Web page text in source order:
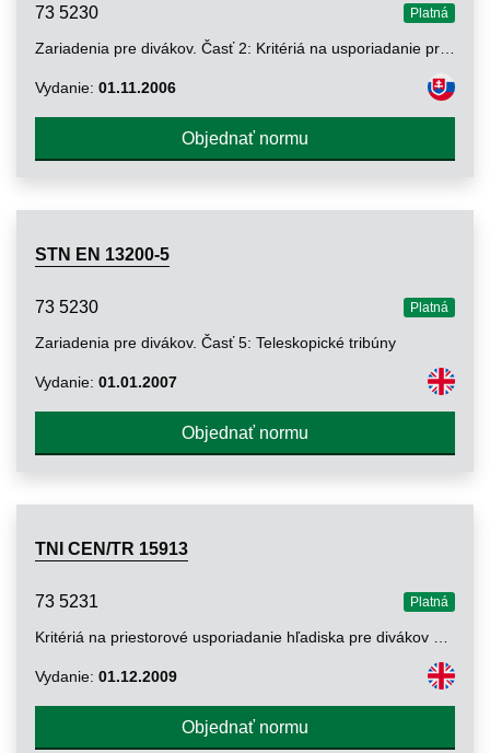
73 5230 Platná
Vydanie: 01.11.2006
Objednať normu
STN EN 13200-5
73 5230 Platná
Zariadenia pre divákov. Časť 5: Teleskopické tribúny
Vydanie: 01.01.2007
Objednať normu
TNI CEN/TR 15913
73 5231 Platná
Vydanie: 01.12.2009
Objednať normu